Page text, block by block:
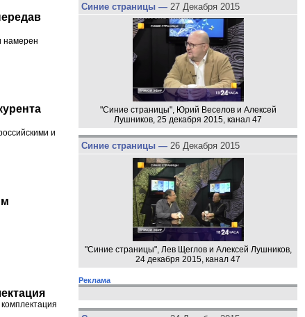
намерен
и
Синие страницы — 27 Декабря 2015
"Синие страницы", Юрий Веселов и Алексей
Лушников, 25 декабря 2015, канал 47
Синие страницы — 26 Декабря 2015
"Синие страницы", Лев Щеглов и Алексей Лушников,
24 декабря 2015, канал 47
Реклама